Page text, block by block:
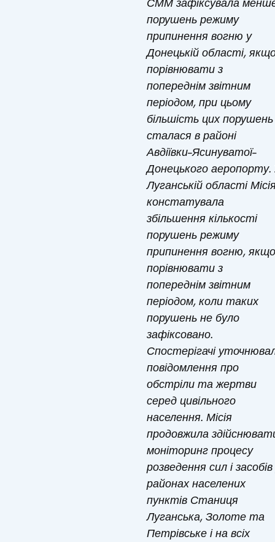
порушень режиму
припинення вогню у
Донецькій області,
порівнювати з
попереднім звітним
періодом, при цьому
більшість цих порушень
сталася в районі
Авдіївки–Ясинуватої–
Донецького аеропорту.
Луганській області
констатувала
збільшення кількості
порушень режиму
припинення вогню, якщо
порівнювати з
попереднім звітним
періодом, коли таких
порушень не було
зафіксовано.
Спостерігачі
повідомлення про
обстріли та жертви
серед цивільного
населення. Місія
продовжила
моніторинг процесу
розведення сил і
районах населених
пунктів Станиця
Луганська, Золоте та
Петрівське і на всіх